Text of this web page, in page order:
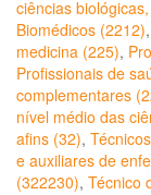
ciências
Biomédicos (2212),
medicina (225),
Profissionais de
complementares
nível médio das
afins (32),
e auxiliares de
(322230), Técnico